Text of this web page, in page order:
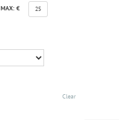
MAX: € 25
Clear